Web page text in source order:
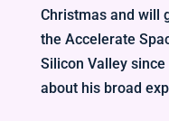
Christmas and will
the Accelerate
Silicon Valley
about his broad